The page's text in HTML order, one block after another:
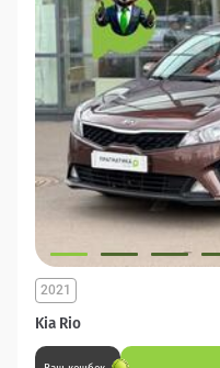
Kia Rio
2021